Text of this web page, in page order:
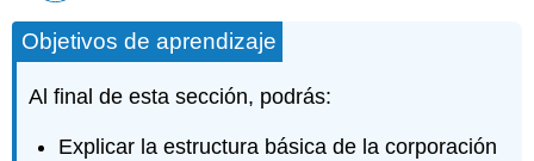
Objetivos de aprendizaje
Al final de esta sección, podrás:
Explicar la estructura básica de la corporación